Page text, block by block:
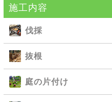
施⼯内容
伐採
抜根
庭の⽚付け